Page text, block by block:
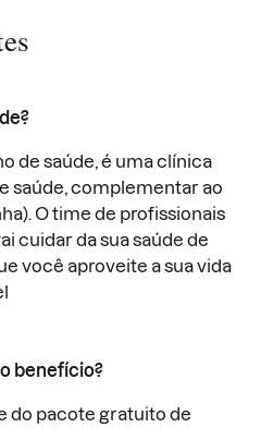
de saúde, é uma clínica
saúde, complementar ao
O time de profissionais
cuidar da sua saúde de
você aproveite a sua vida
benefício?
do pacote gratuito de